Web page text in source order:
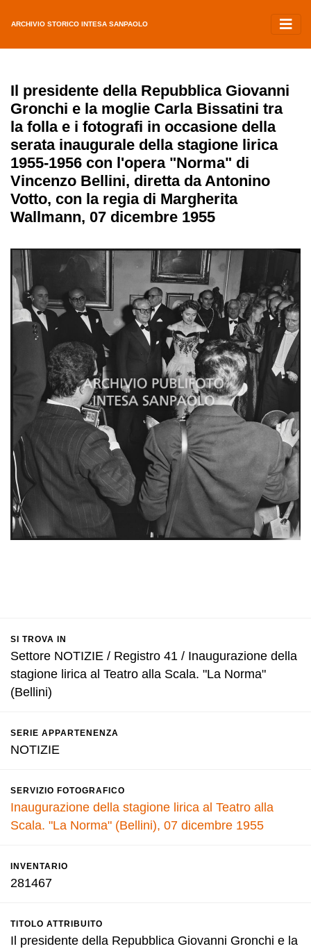
ARCHIVIO STORICO INTESA SANPAOLO
Il presidente della Repubblica Giovanni
Gronchi e la moglie Carla Bissatini tra
la folla e i fotografi in occasione della
serata inaugurale della stagione lirica
1955-1956 con l'opera "Norma" di
Vincenzo Bellini, diretta da Antonino
Votto, con la regia di Margherita
Wallmann, 07 dicembre 1955
SI TROVA IN
Settore NOTIZIE / Registro 41 / Inaugurazione della
stagione lirica al Teatro alla Scala. "La Norma"
(Bellini)
SERIE APPARTENENZA
NOTIZIE
SERVIZIO FOTOGRAFICO
Inaugurazione della stagione lirica al Teatro alla
Scala. "La Norma" (Bellini), 07 dicembre 1955
INVENTARIO
281467
TITOLO ATTRIBUITO
Il presidente della Repubblica Giovanni Gronchi e la